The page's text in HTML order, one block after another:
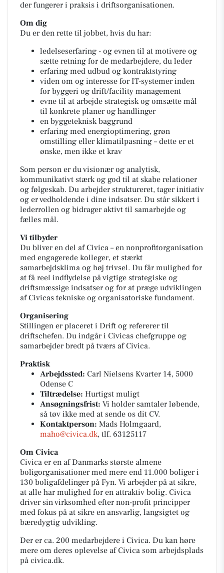
der fungerer i praksis i driftsorganisationen.
Om dig
Du er den rette til jobbet, hvis du har:
ledelseserfaring - og evnen til at motivere og
sætte retning for de medarbejdere, du leder
erfaring med udbud og kontraktstyring
viden om og interesse for IT-systemer inden
for byggeri og drift/facility management
evne til at arbejde strategisk og omsætte mål
til konkrete planer og handlinger
en byggeteknisk baggrund
erfaring med energioptimering, grøn
omstilling eller klimatilpasning – dette er et
ønske, men ikke et krav
Som person er du visionær og analytisk,
kommunikativt stærk og god til at skabe relationer
og følgeskab. Du arbejder struktureret, tager initiativ
og er vedholdende i dine indsatser. Du står sikkert i
lederrollen og bidrager aktivt til samarbejde og
fælles mål.
Vi tilbyder
Du bliver en del af Civica – en nonprofitorganisation
med engagerede kolleger, et stærkt
samarbejdsklima og høj trivsel. Du får mulighed for
at få reel indflydelse på vigtige strategiske og
driftsmæssige indsatser og for at præge udviklingen
af Civicas tekniske og organisatoriske fundament.
Organisering
Stillingen er placeret i Drift og refererer til
driftschefen. Du indgår i Civicas chefgruppe og
samarbejder bredt på tværs af Civica.
Praktisk
Arbejdssted: Carl Nielsens Kvarter 14, 5000
Odense C
Tiltrædelse: Hurtigst muligt
Ansøgningsfrist: Vi holder samtaler løbende,
så tøv ikke med at sende os dit CV.
Kontaktperson: Mads Holmgaard,
maho@civica.dk, tlf. 63125117
Om Civica
Civica er en af Danmarks største almene
boligorganisationer med mere end 11.000 boliger i
130 boligafdelinger på Fyn. Vi arbejder på at sikre,
at alle har mulighed for en attraktiv bolig. Civica
driver sin virksomhed efter non-profit principper
med fokus på at sikre en ansvarlig, langsigtet og
bæredygtig udvikling.
Der er ca. 200 medarbejdere i Civica. Du kan høre
mere om deres oplevelse af Civica som arbejdsplads
på civica.dk.